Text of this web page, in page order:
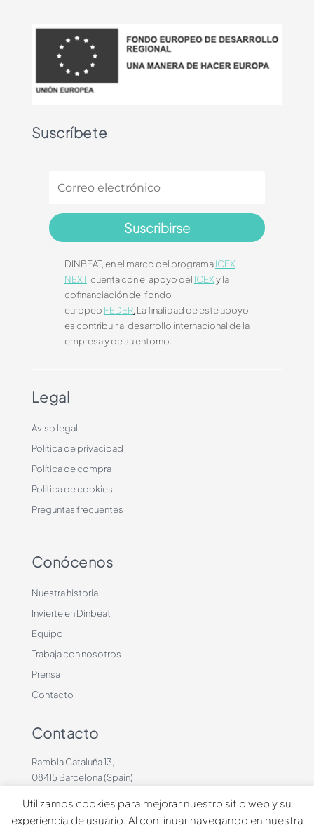
Suscríbete
Suscribirse
DINBEAT, en el marco del programaICEX
NEXT, cuenta con el apoyo del ICEXy la
cofinanciación del fondo
europeo FEDER. La finalidad de este apoyo
es contribuir al desarrollo internacional de la
empresa y de su entorno.
Legal
Aviso legal
Política de privacidad
Política de compra
Política de cookies
Preguntas frecuentes
Conócenos
Nuestra historia
Invierte en Dinbeat
Equipo
Trabaja con nosotros
Prensa
Contacto
Contacto
Rambla Cataluña 13,
08415 Barcelona (Spain)
contacto@dinbeat.com
Utilizamos cookies para mejorar nuestro sitio web y su
experiencia de usuario. Al continuar navegando en nuestra